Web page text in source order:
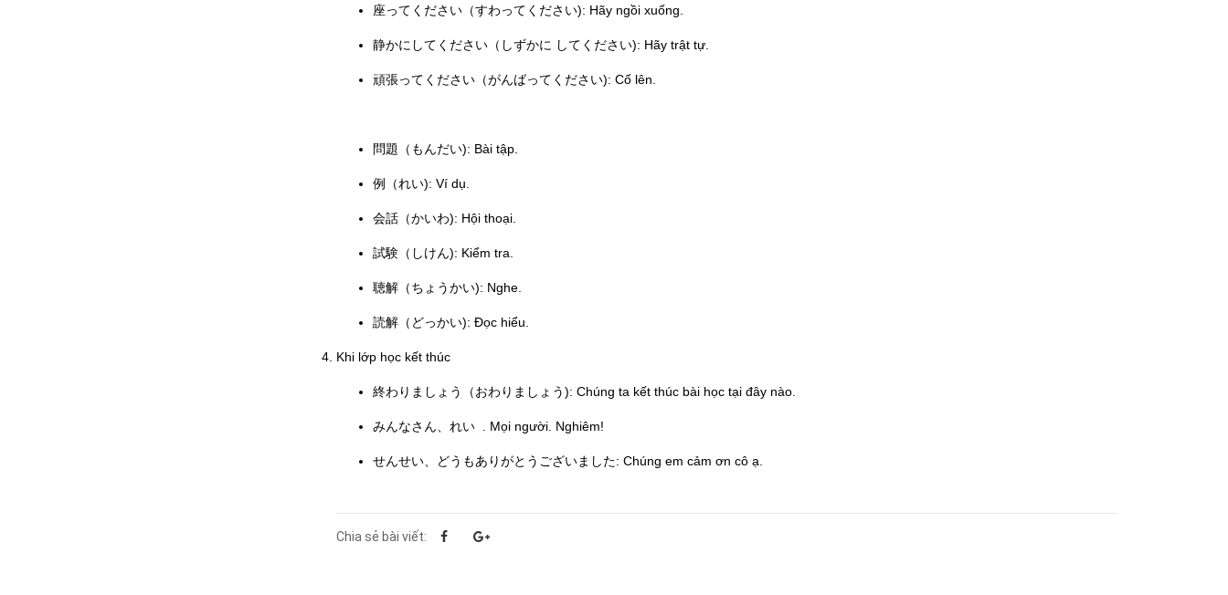
座ってください（すわってください): Hãy ngồi xuống.
静かにしてください（しずかに してください): Hãy trật tự.
頑張ってください（がんばってください): Cố lên.
問題（もんだい): Bài tập.
例（れい): Ví dụ.
会話（かいわ): Hội thoại.
試験（しけん): Kiểm tra.
聴解（ちょうかい): Nghe.
読解（どっかい): Đọc hiểu.
Khi lớp học kết thúc
終わりましょう（おわりましょう): Chúng ta kết thúc bài học tại đây nào.
みんなさん、れい . Mọi người. Nghiêm!
せんせい、どうもありがとうございました: Chúng em cảm ơn cô ạ.
Chia sẻ bài viết: